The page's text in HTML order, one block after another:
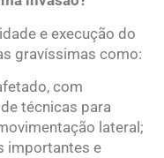
e execução do
gravíssimas como:
com
técnicas para
lateral;
importantes e